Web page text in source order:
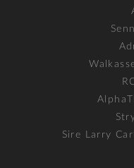
Sire Larry